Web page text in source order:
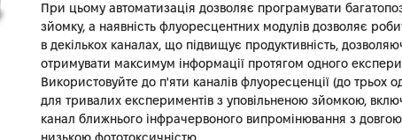
При цьому автоматизація дозволяє програмувати
зйомку, а наявність флуоресцентних модулів дозволяє
в декількох каналах, що підвищує продуктивність,
отримувати максимум інформації протягом одного
Використовуйте до п'яти каналів флуоресценції (до трьох
для тривалих експериментів з уповільненою зйомкою,
канал ближнього інфрачервоного випромінювання з